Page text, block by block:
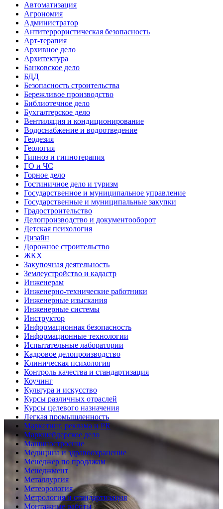
Автоматизация
Агрономия
Администратор
Антитеррористическая безопасность
Арт-терапия
Архивное дело
Архитектура
Банковское дело
БДД
Безопасность строительства
Бережливое производство
Библиотечное дело
Бухгалтерское дело
Вентиляция и кондиционирование
Водоснабжение и водоотведение
Геодезия
Геология
Гипноз и гипнотерапия
ГО и ЧС
Горное дело
Гостиничное дело и туризм
Государственное и муниципальное управление
Государственные и муниципальные закупки
Градостроительство
Делопроизводство и документооборот
Детская психология
Дизайн
Дорожное строительство
ЖКХ
Закупочная деятельность
Землеустройство и кадастр
Инженерам
Инженерно-технические работники
Инженерные изыскания
Инженерные системы
Инструктор
Информационная безопасность
Информационные технологии
Испытательные лаборатории
Кадровое делопроизводство
Клиническая психология
Контроль качества и стандартизация
Коучинг
Культура и искусство
Курсы различных отраслей
Курсы целевого назначения
Легкая промышленность
Маркетинг, реклама и PR
Маркшейдерское дело
Машиностроение
Медицина и здравоохранение
Менеджер по продажам
Менеджмент
Металлургия
Метеорология
Метрология и стандартизация
Монтажные работы